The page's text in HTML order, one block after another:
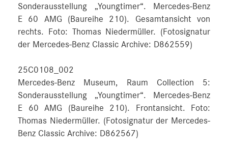
Sonderausstellung „Youngtimer“. Mercedes-Benz
E 60 AMG (Baureihe 210). Gesamtansicht von
rechts. Foto: Thomas Niedermüller. (Fotosignatur
der Mercedes-Benz Classic Archive: D862559)
25C0108_002
Mercedes-Benz Museum, Raum Collection 5:
Sonderausstellung „Youngtimer“. Mercedes-Benz
E 60 AMG (Baureihe 210). Frontansicht. Foto:
Thomas Niedermüller. (Fotosignatur der Mercedes-
Benz Classic Archive: D862567)